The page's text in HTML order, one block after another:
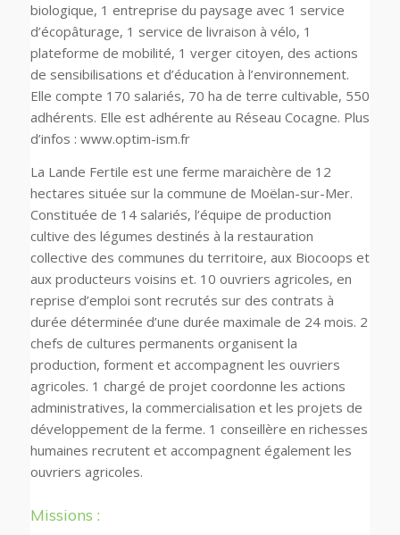
biologique, 1 entreprise du paysage avec 1 service
d’écopâturage, 1 service de livraison à vélo, 1
plateforme de mobilité, 1 verger citoyen, des actions
de sensibilisations et d’éducation à l’environnement.
Elle compte 170 salariés, 70 ha de terre cultivable, 550
adhérents. Elle est adhérente au Réseau Cocagne. Plus
d’infos : www.optim-ism.fr
La Lande Fertile est une ferme maraichère de 12
hectares située sur la commune de Moëlan-sur-Mer.
Constituée de 14 salariés, l’équipe de production
cultive des légumes destinés à la restauration
collective des communes du territoire, aux Biocoops et
aux producteurs voisins et. 10 ouvriers agricoles, en
reprise d’emploi sont recrutés sur des contrats à
durée déterminée d’une durée maximale de 24 mois. 2
chefs de cultures permanents organisent la
production, forment et accompagnent les ouvriers
agricoles. 1 chargé de projet coordonne les actions
administratives, la commercialisation et les projets de
développement de la ferme. 1 conseillère en richesses
humaines recrutent et accompagnent également les
ouvriers agricoles.
Missions :